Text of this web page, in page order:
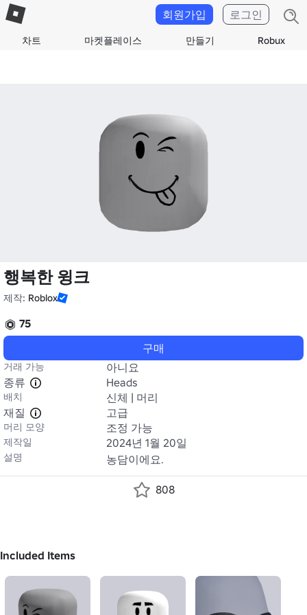
차트 마켓플레이스 만들기 Robux
회원가입 로그인
행복한 윙크
제작: Roblox
75
구매
거래 가능
아니요
종류
Heads
배치
신체 | 머리
재질
고급
머리 모양 조정 가능
제작일 2024년 1월 20일
설명 농담이에요.
808
Included Items